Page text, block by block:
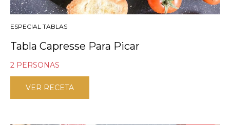
ESPECIAL TABLAS
Tabla Capresse Para Picar
2 PERSONAS
VER RECETA